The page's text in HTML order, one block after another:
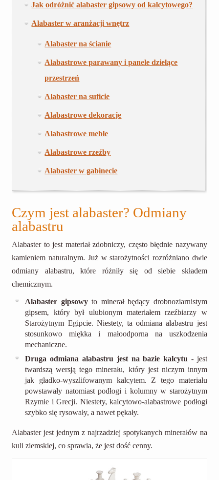
Jak odróżnić alabaster gipsowy od kalcytowego?
Alabaster w aranżacji wnętrz
Alabaster na ścianie
Alabastrowe parawany i panele dzielące
przestrzeń
Alabaster na suficie
Alabastrowe dekoracje
Alabastrowe meble
Alabastrowe rzeźby
Alabaster w gabinecie
Czym jest alabaster? Odmiany
alabastru
Alabaster to jest materiał zdobniczy, często błędnie nazywany
kamieniem naturalnym. Już w starożytności rozróżniano dwie
odmiany alabastru, które różniły się od siebie składem
chemicznym.
Alabaster gipsowyto minerał będący drobnoziarnistym
gipsem, który był ulubionym materiałem rzeźbiarzy w
Starożytnym Egipcie. Niestety, ta odmiana alabastru jest
stosunkowo miękka i małoodporna na uszkodzenia
mechaniczne.
Druga odmiana alabastru jest na bazie kalcytu - jest
twardszą wersją tego minerału, który jest niczym innym
jak gładko-wyszlifowanym kalcytem. Z tego materiału
powstawały natomiast podłogi i kolumny w starożytnym
Rzymie i Grecji. Niestety, kalcytowo-alabastrowe podłogi
szybko się rysowały, a nawet pękały.
Alabaster jest jednym z najrzadziej spotykanych minerałów na
kuli ziemskiej, co sprawia, że jest dość cenny.